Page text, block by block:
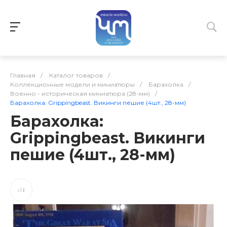
Главная / Каталог товаров
/
Коллекционные модели и миниатюры
/ Барахолка
/
Военно - историческая миниатюра (28-мм)
/
Барахолка: Grippingbeast. Викинги пешие (4шт., 28-мм)
Барахолка:
Grippingbeast. Викинги
пешие (4шт., 28-мм)